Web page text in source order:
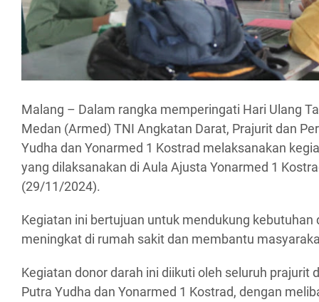
Malang – Dalam rangka memperingati Hari Ulang
Medan (Armed) TNI Angkatan Darat, Prajurit dan
Yudha dan Yonarmed 1 Kostrad melaksanakan
yang dilaksanakan di Aula Ajusta Yonarmed 1
(29/11/2024).
Kegiatan ini bertujuan untuk mendukung kebutuhan
meningkat di rumah sakit dan membantu
Kegiatan donor darah ini diikuti oleh seluruh prajurit
Putra Yudha dan Yonarmed 1 Kostrad, dengan